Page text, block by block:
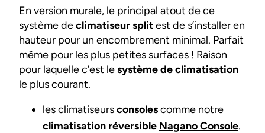
En version murale, le principal atout de ce
système declimatiseur splitest de s’installer en
hauteur pour un encombrement minimal. Parfait
même pour les plus petites surfaces ! Raison
pour laquelle c’est lesystème de climatisation
le plus courant.
les climatiseursconsolescomme notre
climatisation réversible Nagano Console.